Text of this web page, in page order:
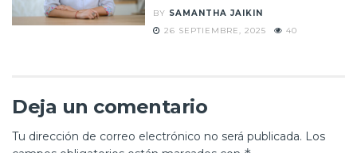
BY SAMANTHA JAIKIN
26 SEPTIEMBRE, 2025
40
Deja un comentario
Tu dirección de correo electrónico no será publicada. Los